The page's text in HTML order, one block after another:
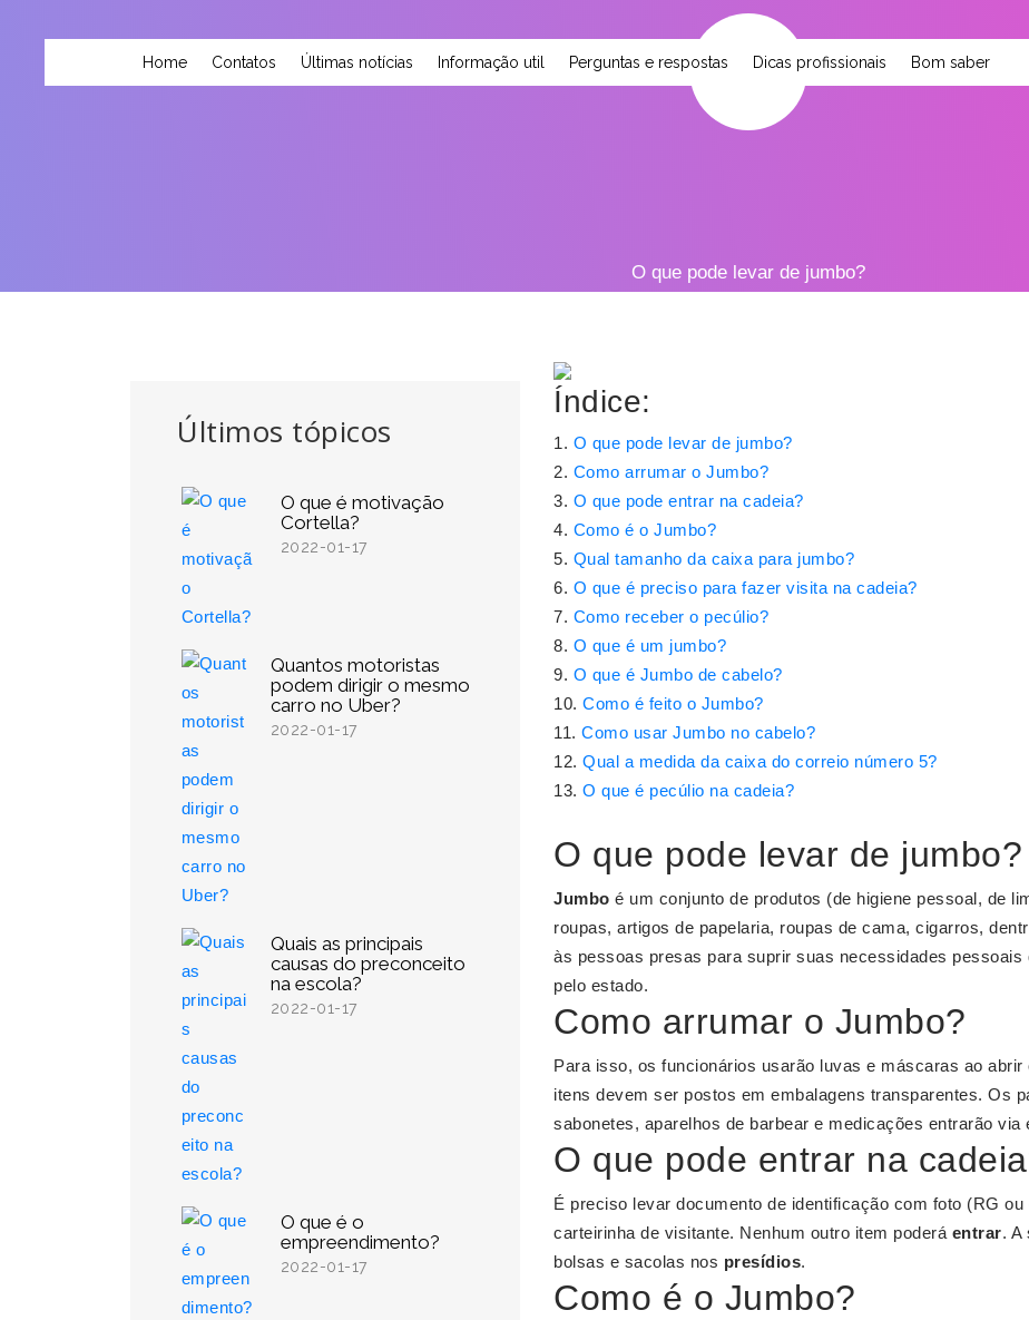
Home Contatos Últimas notícias Informação util Perguntas e respostas Dicas profissionais Bom saber
O que pode levar de jumbo?
Últimos tópicos
O que é motivação
Cortella?
2022-01-17
Quantos motoristas
podem dirigir o mesmo
carro no Uber?
2022-01-17
Quais as principais
causas do preconceito
na escola?
2022-01-17
O que é o
empreendimento?
2022-01-17
Índice:
O que pode levar de jumbo?
Como arrumar o Jumbo?
O que pode entrar na cadeia?
Como é o Jumbo?
Qual tamanho da caixa para jumbo?
O que é preciso para fazer visita na cadeia?
Como receber o pecúlio?
O que é um jumbo?
O que é Jumbo de cabelo?
Como é feito o Jumbo?
Como usar Jumbo no cabelo?
Qual a medida da caixa do correio número 5?
O que é pecúlio na cadeia?
O que pode levar de jumbo?
Jumbo é um conjunto de produtos (de higiene pessoal, de
roupas, artigos de papelaria, roupas de cama, cigarros,
às pessoas presas para suprir suas necessidades pessoais
pelo estado.
Como arrumar o Jumbo?
Para isso, os funcionários usarão luvas e máscaras ao abrir
itens devem ser postos em embalagens transparentes. Os
sabonetes, aparelhos de barbear e medicações entrarão via
O que pode entrar na
É preciso levar documento de identificação com foto (RG
carteirinha de visitante. Nenhum outro item poderá entrar. A
bolsas e sacolas nos presídios.
Como é o Jumbo?